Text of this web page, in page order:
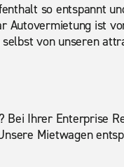
so entspannt
Autovermietung ist
von unseren
Bei Ihrer Enterprise
Mietwagen